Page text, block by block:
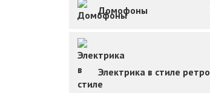
Домофоны
Электрика в стиле ретро